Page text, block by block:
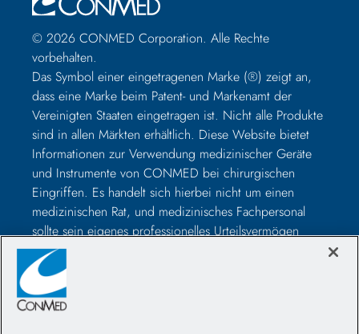
© 2026 CONMED Corporation. Alle Rechte
vorbehalten.
Das Symbol einer eingetragenen Marke (®) zeigt an,
dass eine Marke beim Patent- und Markenamt der
Vereinigten Staaten eingetragen ist. Nicht alle Produkte
sind in allen Märkten erhältlich. Diese Website bietet
Informationen zur Verwendung medizinischer Geräte
und Instrumente von CONMED bei chirurgischen
Eingriffen. Es handelt sich hierbei nicht um einen
medizinischen Rat, und medizinisches Fachpersonal
sollte sein eigenes professionelles Urteilsvermögen
nutzen, bevor es zur Behandlung eines bestimmten
Patienten verwendet wird. Medizinisches Fachpersonal
sollte vor der Operation in der Verwendung solcher
Geräte geschult werden und vor der Verwendung eines